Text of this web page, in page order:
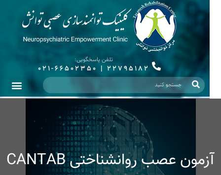
تلفن پاسخگویی:
22795182
|
021-66502350
آزمون عصب روانشناختی CANTAB